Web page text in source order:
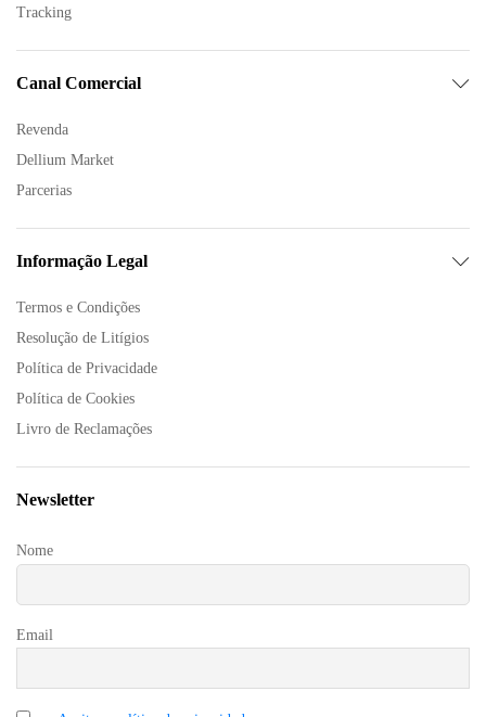
Tracking
Canal Comercial
Revenda
Dellium Market
Parcerias
Informação Legal
Termos e Condições
Resolução de Litígios
Política de Privacidade
Política de Cookies
Livro de Reclamações
Newsletter
Nome
Email